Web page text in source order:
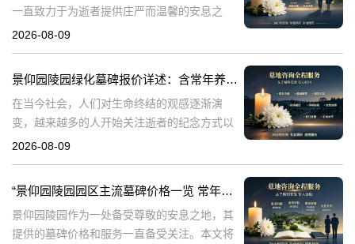
一直致力于为逝者提供庄严而温馨的安息之
地。在众多陵园中，景仰园陵园以其独特的服
售
2026-08-09
景仰园陵园绿化墓碑报价详述：含常年养护，无额外费用
在当今社会，人们对生命终结的观感逐渐演
变，越来越多的人开始关注逝者的纪念方式以
及陵园的环境品质。景仰园陵园，作为专业的
区
2026-08-09
“景仰园陵园园区主流墓碑价格一览 常年保洁养护随单赠送 专属优惠活动解析”
景仰园陵园作为一处备受尊敬的安息之地，其
提供的墓碑价格和服务一直备受关注。本文将